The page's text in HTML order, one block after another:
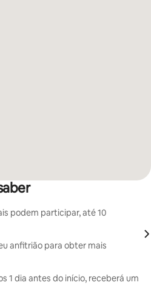
podem participar, até 10
anfitrião para obter mais
1 dia antes do início, receberá um